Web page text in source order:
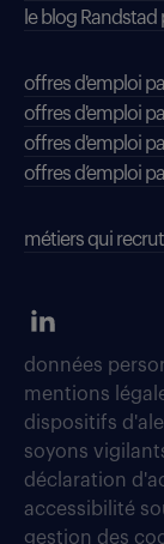
le blog Randstad
offres d'emploi
offres d'emploi
offres d'emploi
offres d’emploi
métiers qui
données
mentions
dispositifs
soyons
déclaration
accessibilité
gestion des